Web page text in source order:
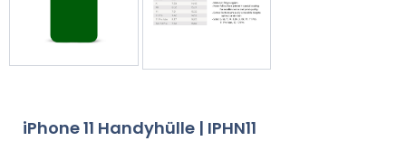
iPhone 11 Handyhülle | IPHN11